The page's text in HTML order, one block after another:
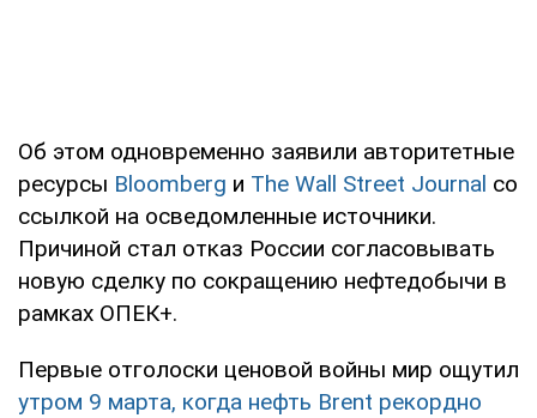
Об этом одновременно заявили авторитетные
ресурсы Bloomberg и The Wall Street Journal со
ссылкой на осведомленные источники.
Причиной стал отказ России согласовывать
новую сделку по сокращению нефтедобычи в
рамках ОПЕК+.
Первые отголоски ценовой войны мир ощутил
утром 9 марта, когда нефть Brent рекордно